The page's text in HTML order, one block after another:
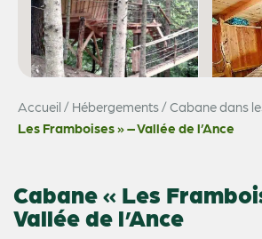
Voir
Accueil / Hébergements/Cabane dans
Les Framboises » – Vallée de l’Ance
Cabane « Les
Vallée de l’Ance